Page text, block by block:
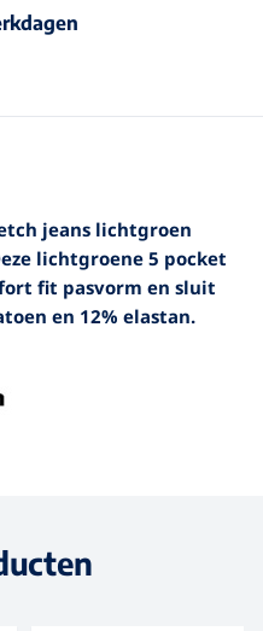
jeans lichtgroen
lichtgroene 5 pocket
fit pasvorm en sluit
en 12% elastan.